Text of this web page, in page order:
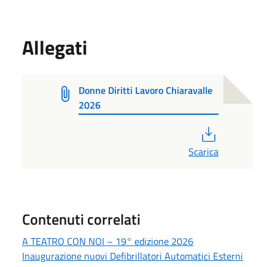
Allegati
Donne Diritti Lavoro Chiaravalle
2026
Scarica
Contenuti correlati
A TEATRO CON NOI – 19° edizione 2026
Inaugurazione nuovi Defibrillatori Automatici Esterni